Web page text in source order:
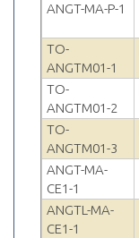
ANGT-MA-P-1
TO-
ANGTM01-1
TO-
ANGTM01-2
TO-
ANGTM01-3
ANGT-MA-
CE1-1
ANGTL-MA-
CE1-1